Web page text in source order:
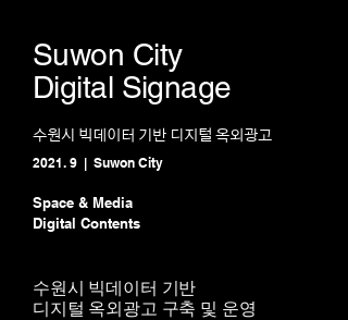
Suwon City
Digital Signage
수원시 빅데이터 기반 디지털 옥외광고
2021. 9 | Suwon City
Space & Media
Digital Contents
수원시 빅데이터 기반
디지털 옥외광고 구축 및 운영